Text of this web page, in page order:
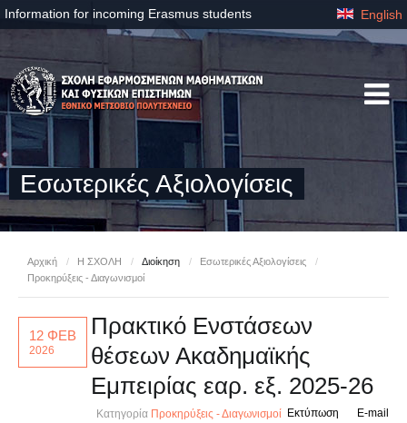
Information for incoming Erasmus students English
Εσωτερικές Αξιολογίσεις
Αρχική / Η ΣΧΟΛΗ / Διοίκηση / Εσωτερικές Αξιολογίσεις
/
Προκηρύξεις - Διαγωνισμοί
12 ΦΕΒ
2026
Πρακτικό Ενστάσεων
θέσεων Ακαδημαϊκής
Εμπειρίας εαρ. εξ. 2025-26
Κατηγορία Προκηρύξεις - Διαγωνισμοί E-mail
Εκτύπωση